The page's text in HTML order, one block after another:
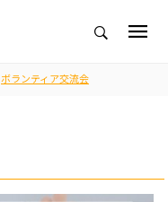
ボランティア交流会